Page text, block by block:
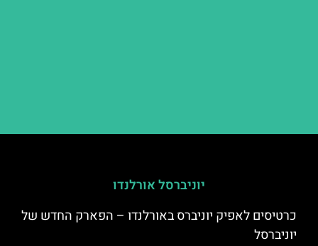
יוניברסל אורלנדו
כרטיסים לאפיק יוניברס באורלנדו – הפארק החדש של
יוניברסל